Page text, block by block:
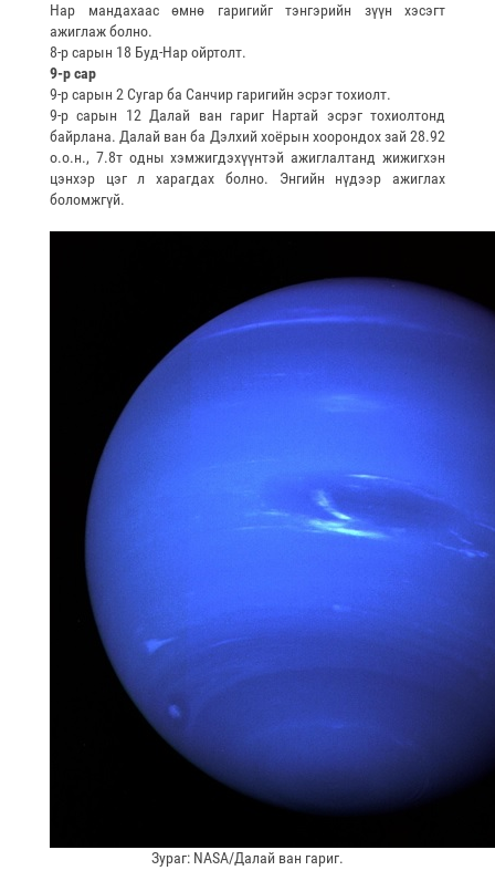
Нар мандахаас өмнө гаригийг тэнгэрийн зүүн хэсэгт
ажиглаж болно.
8-р сарын 18 Буд-Нар ойртолт.
9-р сар
9-р сарын 2 Сугар ба Санчир гаригийн эсрэг тохиолт.
9-р сарын 12 Далай ван гариг Нартай эсрэг тохиолтонд
байрлана. Далай ван ба Дэлхий хоёрын хоорондох зай 28.92
о.о.н., 7.8т одны хэмжигдэхүүнтэй ажиглалтанд жижигхэн
цэнхэр цэг л харагдах болно. Энгийн нүдээр ажиглах
боломжгүй.
Зураг: NASA/Далай ван гариг.